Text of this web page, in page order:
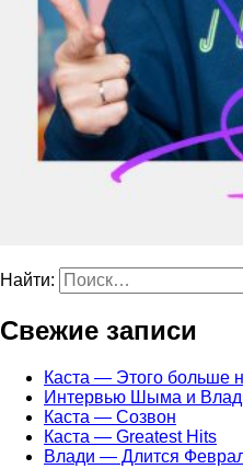
Найти:
Свежие записи
Каста — Этого больше
Интервью Шыма и
Каста — Созвон
Каста — Greatest Hits
Влади — Длится